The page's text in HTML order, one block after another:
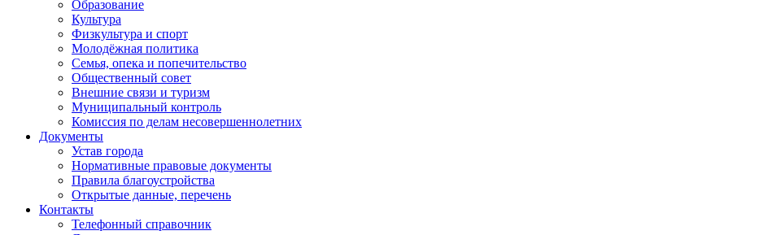
Образование
Культура
Физкультура и спорт
Молодёжная политика
Семья, опека и попечительство
Общественный совет
Внешние связи и туризм
Муниципальный контроль
Комиссия по делам несовершеннолетних
Документы
Устав города
Нормативные правовые документы
Правила благоустройства
Открытые данные, перечень
Контакты
Телефонный справочник